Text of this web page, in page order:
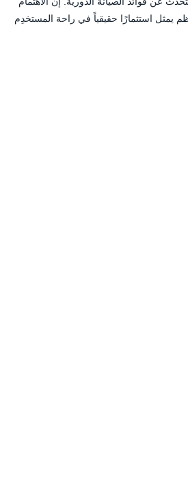
يمثل استثمارًا حقيقياً في راحة المستخدِم